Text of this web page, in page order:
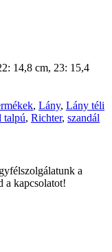
14,8 cm, 23: 15,4
, Lány, Lány téli
talpú, Richter, szandál
a
a kapcsolatot!